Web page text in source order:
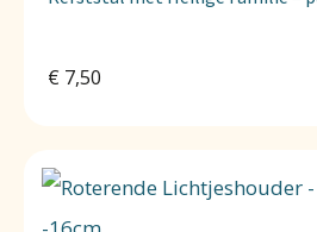
€ 7,50